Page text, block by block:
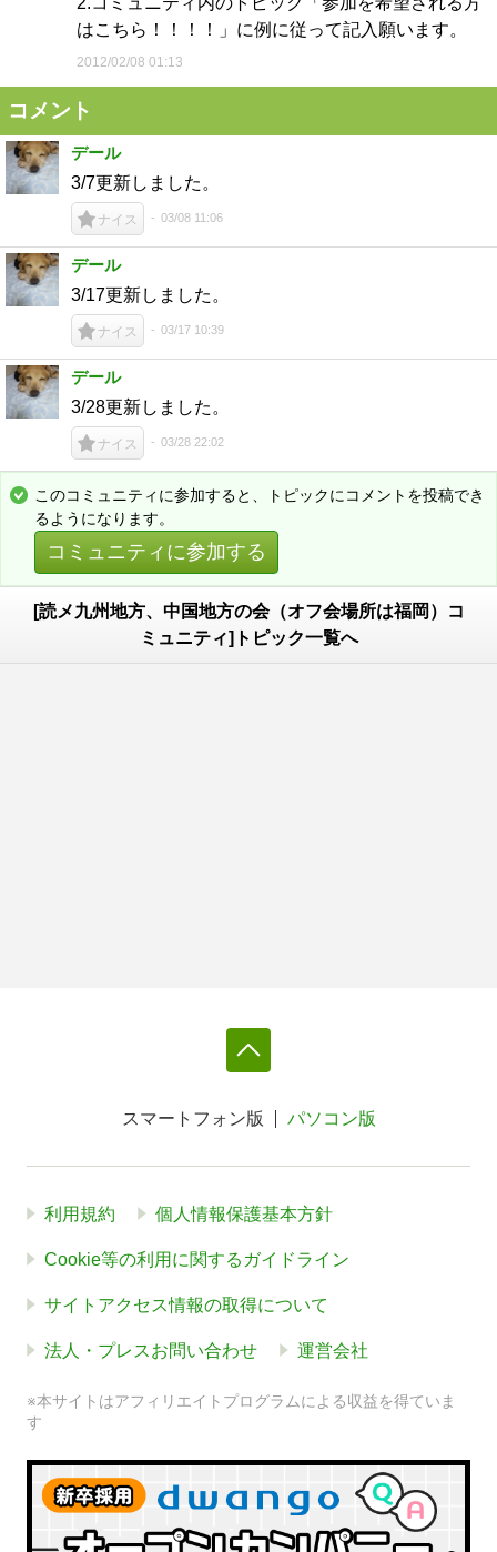
はこちら！！！！」に例に従って記入願います。
2012/02/08 01:13
コメント
デール
3/7更新しました。
ナイス 03/08 11:06
デール
3/17更新しました。
ナイス 03/17 10:39
デール
3/28更新しました。
ナイス 03/28 22:02
このコミュニティに参加すると、トピックにコメントを投稿でき
るようになります。
コミュニティに参加する
[読メ九州地方、中国地方の会（オフ会場所は福岡）コ
ミュニティ]トピック一覧へ
スマートフォン版 パソコン版
利用規約 個人情報保護基本方針
Cookie等の利用に関するガイドライン
サイトアクセス情報の取得について
法人・プレスお問い合わせ 運営会社
※本サイトはアフィリエイトプログラムによる収益を得ていま
す